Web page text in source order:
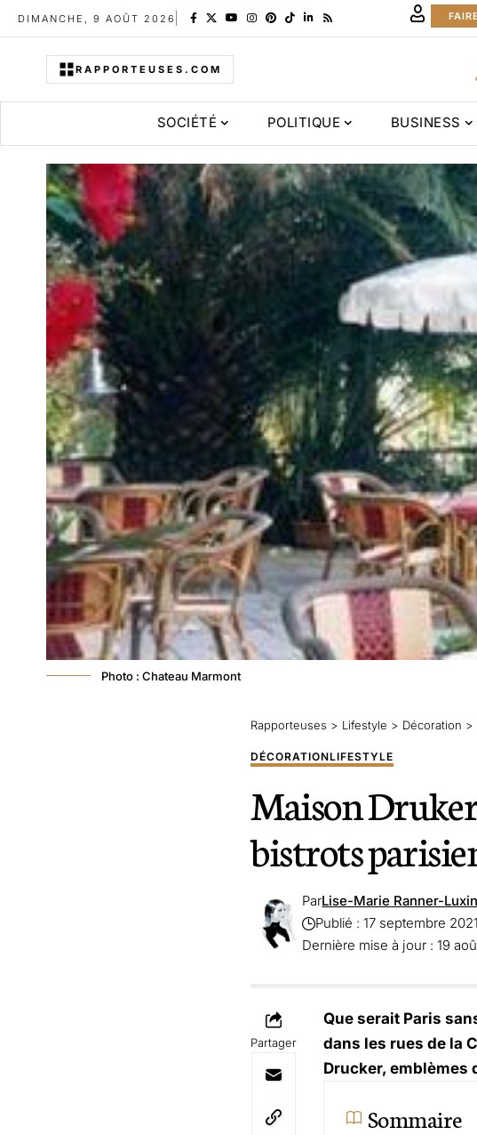
DIMANCHE, 9 AOÛT 2026
RAPPORTEUSES.COM
SOCIÉTÉ POLITIQUE BUSINESS
Photo : Chateau Marmont
Rapporteuses > Lifestyle > Décoration >
DÉCORATIONLIFESTYLE
Maison Druker
bistrots
Dernière mise à jour : 19
ParLise-Marie Ranner-Luxin
Publié : 17 septembre 2021
Partager
Que serait Paris
dans les rues de la
Drucker, emblèmes
Sommaire